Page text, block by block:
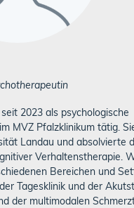
2023 als psychologische
MVZ Pfalzklinikum tätig.
Landau und absolvierte
Verhaltenstherapie.
Bereichen und
Tagesklinik und der
der multimodalen